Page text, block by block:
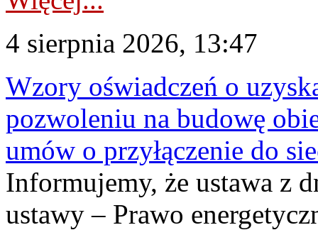
4 sierpnia 2026, 13:47
Wzory oświadczeń o
pozwoleniu na budowę
umów o przyłączenie do
Informujemy, że ustawa z
ustawy – Prawo